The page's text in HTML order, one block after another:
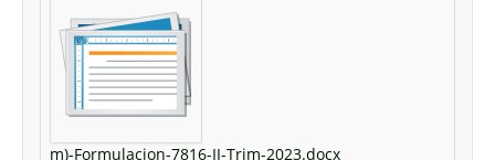
m)-Formulacion-7816-II-Trim-2023.docx